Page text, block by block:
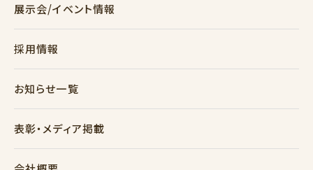
展示会/イベント情報
採用情報
お知らせ一覧
表彰・メディア掲載